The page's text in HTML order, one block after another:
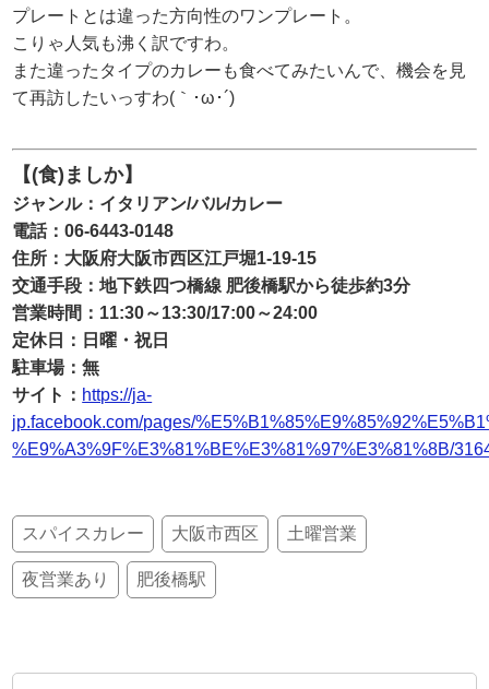
プレートとは違った方向性のワンプレート。
こりゃ人気も沸く訳ですわ。
また違ったタイプのカレーも食べてみたいんで、機会を見
て再訪したいっすわ(｀･ω･´)
【(食)ましか】
ジャンル：イタリアン/バル/カレー
電話：06-6443-0148
住所：大阪府大阪市西区江戸堀1-19-15
交通手段：地下鉄四つ橋線 肥後橋駅から徒歩約3分
営業時間：11:30～13:30/17:00～24:00
定休日：日曜・祝日
駐車場：無
サイト： https://ja-
jp.facebook.com/pages/
%E9%A3%9F%E3%81%BE%E3%81%97%E3%81%8B/
スパイスカレー 大阪市西区 土曜営業
夜営業あり 肥後橋駅